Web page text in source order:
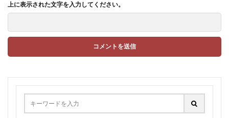
上に表示された文字を入力してください。